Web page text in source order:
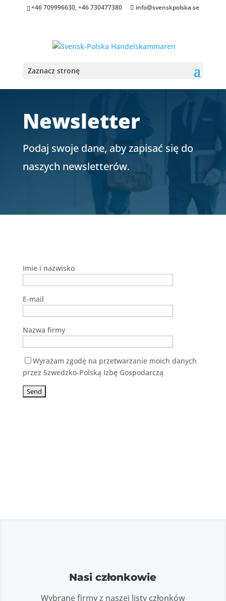
+46 709996630, +46 730477380 info@svenskpolska.se
Zaznacz stronę
Newsletter
Podaj swoje dane, aby zapisać się do
naszych newsletterów.
Imie i nazwisko
E-mail
Nazwa firmy
Wyrażam zgodę na przetwarzanie moich danych
przez Szwedzko-Polską Izbę Gospodarczą
Nasi członkowie
Wybrane firmy z naszej listy członków